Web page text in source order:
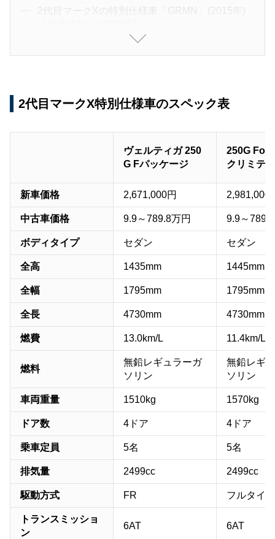
2代目マークXの特別仕様車「GRMN」(2015年)
ション」(2019年1月)【新車価格：333万1,800円
～348万9,480円】
2代目マークX特別仕様車のスペック表
ヴェルティガ 250
G Fパッケージ
250G
クリミテ
新車価格 2,671,000円 2,981,000
中古車価格 9.9～789.8万円 9.9～
ボディタイプ セダン セダン
全高 1435mm 1445mm
全幅 1795mm 1795mm
全長 4730mm 4730mm
燃費 13.0km/L 11.4km/L
燃料
無鉛レギュラーガ
ソリン
無鉛レギ
ソリン
車両重量 1510kg 1570kg
ドア数 4ドア 4ドア
乗車定員 5名 5名
排気量 2499cc 2499cc
駆動方式 FR フルタイ
トランスミッショ
ン
6AT 6AT